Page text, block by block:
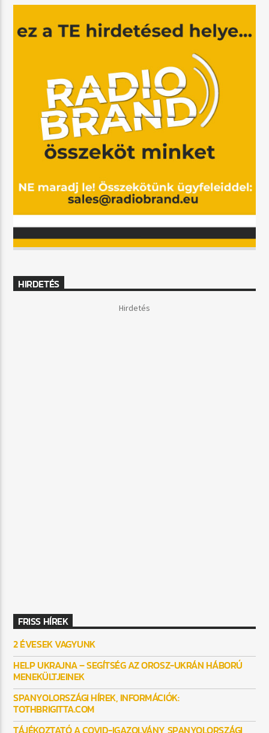
HIRDETÉS
Hirdetés
FRISS HÍREK
2 ÉVESEK VAGYUNK
HELP UKRAJNA – SEGÍTSÉG AZ OROSZ-UKRÁN HÁBORÚ
MENEKÜLTJEINEK
SPANYOLORSZÁGI HÍREK, INFORMÁCIÓK:
TOTHBRIGITTA.COM
TÁJÉKOZTATÓ A COVID-IGAZOLVÁNY SPANYOLORSZÁGI